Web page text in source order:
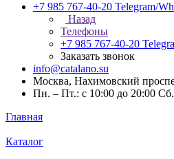
+7 985 767-40-20 Telegram/
Назад
Телефоны
+7 985 767-40-20
Заказать звонок
info@catalano.su
Москва, Нахимовский
Пн. – Пт.: с 10:00 до 20:00
Главная
Каталог